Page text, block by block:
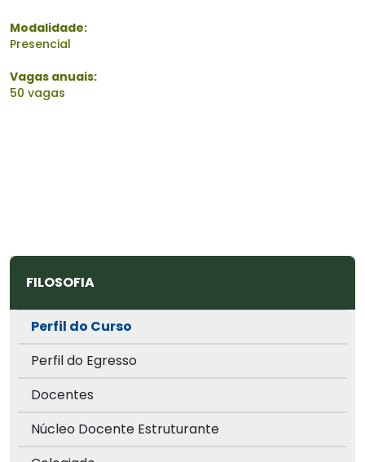
Modalidade:
Presencial
Vagas anuais:
50 vagas
FILOSOFIA
Perfil do Curso
Perfil do Egresso
Docentes
Núcleo Docente Estruturante